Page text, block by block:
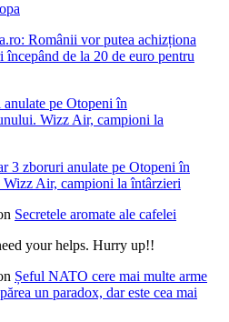
Românii vor putea achizționa
de la 20 de euro pentru
3 zboruri anulate pe Otopeni în
Wizz Air, campioni la întârzieri
Secretele aromate ale cafelei
your helps. Hurry up!!
Șeful NATO cere mai multe arme
un paradox, dar este cea mai